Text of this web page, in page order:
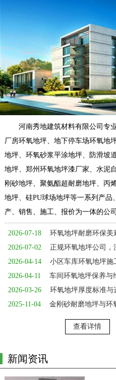
河南秀地建筑材料有限公司专
厂房环氧地坪、地下停车场环氧地
地坪、环氧砂浆平涂地坪、防滑坡
地坪、郑州环氧地坪漆厂家、水泥
刚砂地坪、聚氨酯超耐磨地坪、丙
地坪、硅PU球场地坪等一系列产
产、销售、施工、报价为一体的公司
2026-07-18
环氧地坪耐磨环保美
2026-07-02
正规环氧地坪公司，
2026-04-14
小区车库环氧地坪施
2026-04-11
车间环氧地坪保养与
2026-03-26
环氧地坪厚度标准与
2025-11-04
金刚砂耐磨地坪与环
查看详情
新闻资讯